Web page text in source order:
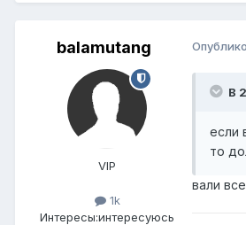
balamutang
VIP
1k
Интересы:интересуюсь
В
если
то
вали